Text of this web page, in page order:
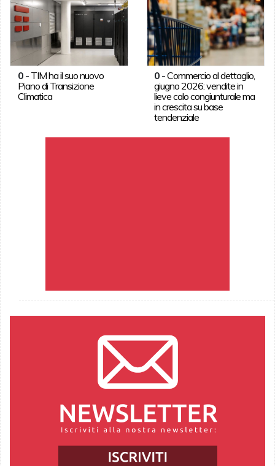
0- TIM ha il suo nuovo
Piano di Transizione
Climatica
0 -Commercio al dettaglio,
giugno 2026: vendite in
lieve calo congiunturale ma
in crescita su base
tendenziale